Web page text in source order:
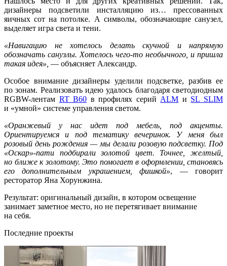
дизайнеры подсветили инсталляцию из… прессованных
яичных сот на потолке. А символы, обозначающие санузел,
выделяет игра света и тени.
«Навигацию не хотелось делать скучной и напрямую
обозначать санузлы. Хотелось чего-то необычного, и пришла
такая идея», — объясняет Александр.
Особое внимание дизайнеры уделили подсветке, разбив ее
по зонам. Реализовать идею удалось благодаря светодиодным
RGBW-лентам RT B60 в профилях серий ALM и SL SLIM
и «умной» системе управления светом.
«Оранжевый у нас идет под мебель, под акценты.
Ориентируемся и под тематику вечеринок. У меня был
розовый день рождения — мы делали розовую подсветку. Под
«Оскар»-пати подбирали золотой цвет. Точнее, желтый,
но ближе к золотому. Это помогает в оформлении, становясь
его дополнительным украшением, фишкой», — говорит
ресторатор Яна Хорунжина.
Результат: оригинальный дизайн, в котором освещение
занимает заметное место, но не перетягивает внимание
на себя.
Последние проекты